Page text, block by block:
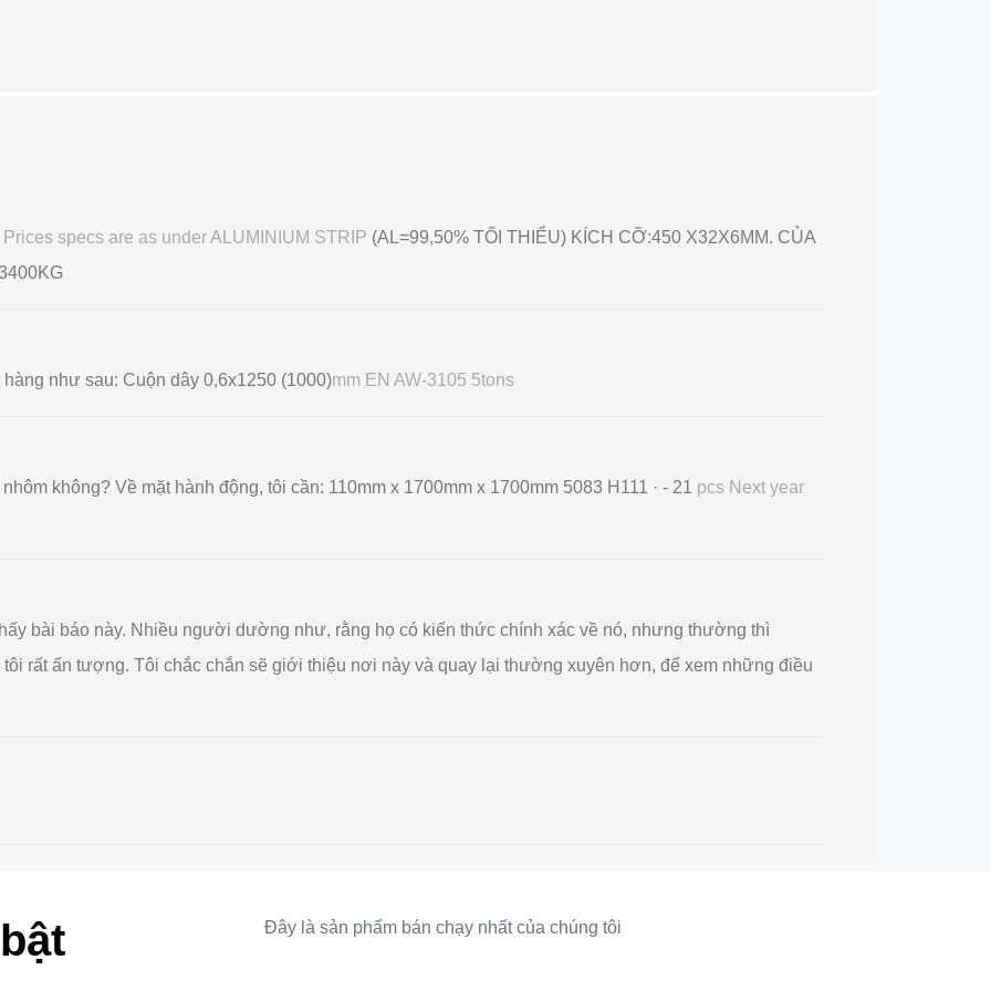
specs are as under ALUMINIUM STRIP (AL=99,50% TỐI THIỂU) KÍCH CỠ:450 X32X6MM. CỦA
như sau: Cuộn dây 0,6x1250 (1000)mm EN AW-3105 5tons
không? Về mặt hành động, tôi cần: 110mm x 1700mm x 1700mm 5083 H111 · - 21 pcs Next year
bài báo này. Nhiều người dường như, rằng họ có kiến ​​thức chính xác về nó, nhưng thường thì
rất ấn tượng. Tôi chắc chắn sẽ giới thiệu nơi này và quay lại thường xuyên hơn, để xem những điều
Đây là sản phẩm bán chạy nhất của chúng tôi